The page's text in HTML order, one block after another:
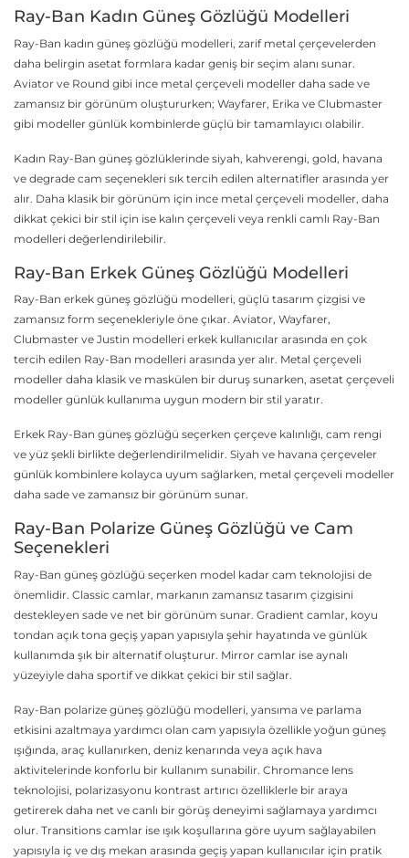
Ray-Ban Kadın Güneş Gözlüğü Modelleri
Ray-Ban kadın güneş gözlüğü modelleri, zarif metal çerçevelerden
daha belirgin asetat formlara kadar geniş bir seçim alanı sunar.
Aviator ve Round gibi ince metal çerçeveli modeller daha sade ve
zamansız bir görünüm oluştururken; Wayfarer, Erika ve Clubmaster
gibi modeller günlük kombinlerde güçlü bir tamamlayıcı olabilir.
Kadın Ray-Ban güneş gözlüklerinde siyah, kahverengi, gold, havana
ve degrade cam seçenekleri sık tercih edilen alternatifler arasında yer
alır. Daha klasik bir görünüm için ince metal çerçeveli modeller, daha
dikkat çekici bir stil için ise kalın çerçeveli veya renkli camlı Ray-Ban
modelleri değerlendirilebilir.
Ray-Ban Erkek Güneş Gözlüğü Modelleri
Ray-Ban erkek güneş gözlüğü modelleri, güçlü tasarım çizgisi ve
zamansız form seçenekleriyle öne çıkar. Aviator, Wayfarer,
Clubmaster ve Justin modelleri erkek kullanıcılar arasında en çok
tercih edilen Ray-Ban modelleri arasında yer alır. Metal çerçeveli
modeller daha klasik ve maskülen bir duruş sunarken, asetat çerçeveli
modeller günlük kullanıma uygun modern bir stil yaratır.
Erkek Ray-Ban güneş gözlüğü seçerken çerçeve kalınlığı, cam rengi
ve yüz şekli birlikte değerlendirilmelidir. Siyah ve havana çerçeveler
günlük kombinlere kolayca uyum sağlarken, metal çerçeveli modeller
daha sade ve zamansız bir görünüm sunar.
Ray-Ban Polarize Güneş Gözlüğü ve Cam
Seçenekleri
Ray-Ban güneş gözlüğü seçerken model kadar cam teknolojisi de
önemlidir. Classic camlar, markanın zamansız tasarım çizgisini
destekleyen sade ve net bir görünüm sunar. Gradient camlar, koyu
tondan açık tona geçiş yapan yapısıyla şehir hayatında ve günlük
kullanımda şık bir alternatif oluşturur. Mirror camlar ise aynalı
yüzeyiyle daha sportif ve dikkat çekici bir stil sağlar.
Ray-Ban polarize güneş gözlüğü modelleri, yansıma ve parlama
etkisini azaltmaya yardımcı olan cam yapısıyla özellikle yoğun güneş
ışığında, araç kullanırken, deniz kenarında veya açık hava
aktivitelerinde konforlu bir kullanım sunabilir. Chromance lens
teknolojisi, polarizasyonu kontrast artırıcı özelliklerle bir araya
getirerek daha net ve canlı bir görüş deneyimi sağlamaya yardımcı
olur. Transitions camlar ise ışık koşullarına göre uyum sağlayabilen
yapısıyla iç ve dış mekan arasında geçiş yapan kullanıcılar için pratik